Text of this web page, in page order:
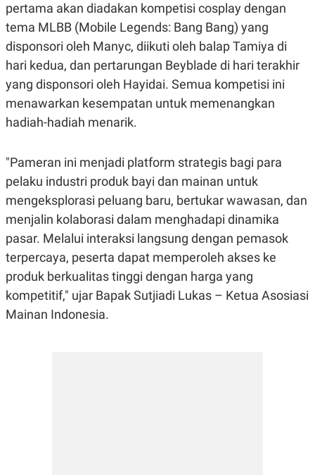
A
.
I
D
SITEMAP PROFILETERM
OF
USE
SIBER
PRIVACY
POLICY
pertama akan diadakan kompetisi cosplay dengan
tema MLBB (Mobile Legends: Bang Bang) yang
disponsori oleh Manyc, diikuti oleh balap Tamiya di
hari kedua, dan pertarungan Beyblade di hari terakhir
yang disponsori oleh Hayidai. Semua kompetisi ini
menawarkan kesempatan untuk memenangkan
hadiah-hadiah menarik.
"Pameran ini menjadi platform strategis bagi para
pelaku industri produk bayi dan mainan untuk
mengeksplorasi peluang baru, bertukar wawasan, dan
menjalin kolaborasi dalam menghadapi dinamika
pasar. Melalui interaksi langsung dengan pemasok
terpercaya, peserta dapat memperoleh akses ke
produk berkualitas tinggi dengan harga yang
kompetitif," ujar Bapak Sutjiadi Lukas – Ketua Asosiasi
Mainan Indonesia.